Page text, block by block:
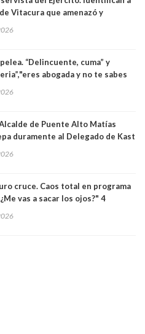
Vitacura que amenazó y
Se trata de Andrés Arrieta y la
“Delincuente, cuma” y
abogada y no te sabes
Flores y Fabiola Campillai en
Alcalde de Puente Alto Matías
duramente al Delegado de Kast
arrancando"
cruce. Caos total en programa
vas a sacar los ojos?" 4
que dejó ciego a Gustavo Gatica: